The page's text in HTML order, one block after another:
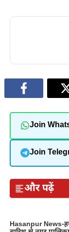
Join
Join
और पढ़ें
Hasanpur News-